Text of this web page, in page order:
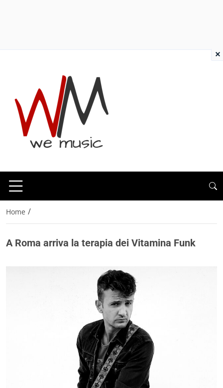
Home /
A Roma arriva la terapia dei Vitamina Funk
×